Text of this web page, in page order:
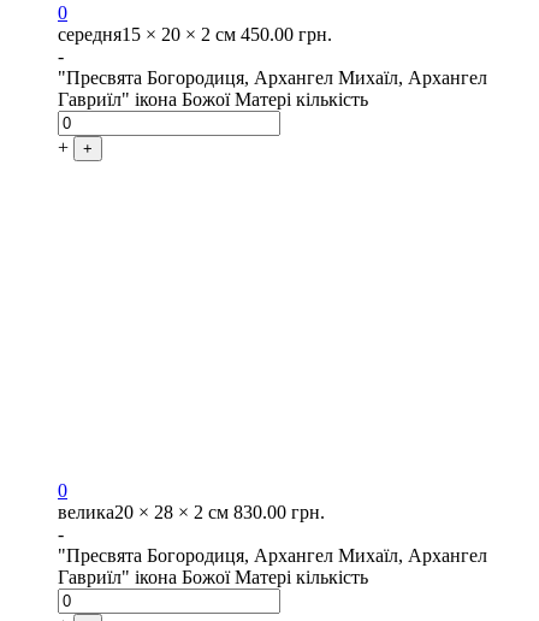
0
середня15 × 20 × 2 см 450.00 грн.
-
"Пресвята Богородиця, Архангел Михаїл, Архангел
Гавриїл" ікона Божої Матері кількість
+ +
0
велика20 × 28 × 2 см 830.00 грн.
-
"Пресвята Богородиця, Архангел Михаїл, Архангел
Гавриїл" ікона Божої Матері кількість